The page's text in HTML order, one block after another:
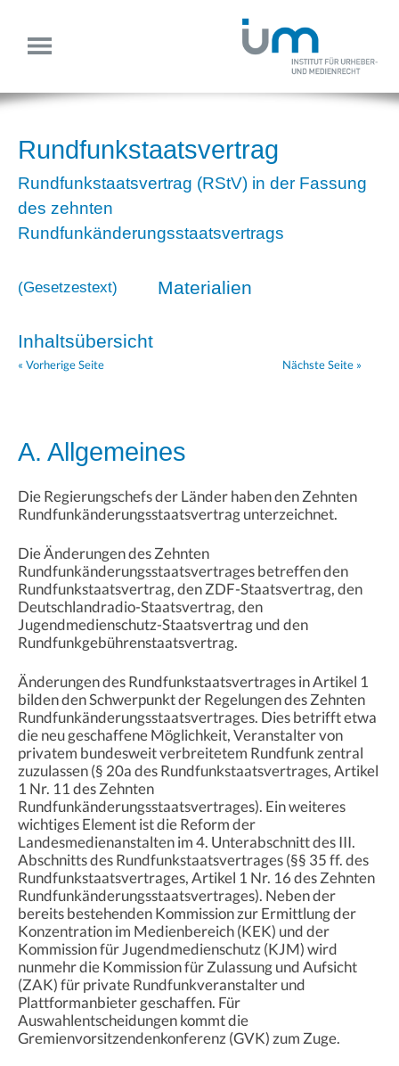
Rundfunkstaatsvertrag
Rundfunkstaatsvertrag (RStV) in der Fassung
des zehnten
Rundfunkänderungsstaatsvertrags
Materialien
(Gesetzestext)
Inhaltsübersicht
« Vorherige Seite Nächste Seite »
A. Allgemeines
Die Regierungschefs der Länder haben den Zehnten
Rundfunkänderungsstaatsvertrag unterzeichnet.
Die Änderungen des Zehnten
Rundfunkänderungsstaatsvertrages betreffen den
Rundfunkstaatsvertrag, den ZDF-Staatsvertrag, den
Deutschlandradio-Staatsvertrag, den
Jugendmedienschutz-Staatsvertrag und den
Rundfunkgebührenstaatsvertrag.
Änderungen des Rundfunkstaatsvertrages in Artikel 1
bilden den Schwerpunkt der Regelungen des Zehnten
Rundfunkänderungsstaatsvertrages. Dies betrifft etwa
die neu geschaffene Möglichkeit, Veranstalter von
privatem bundesweit verbreitetem Rundfunk zentral
zuzulassen (§ 20a des Rundfunkstaatsvertrages, Artikel
1 Nr. 11 des Zehnten
Rundfunkänderungsstaatsvertrages). Ein weiteres
wichtiges Element ist die Reform der
Landesmedienanstalten im 4. Unterabschnitt des III.
Abschnitts des Rundfunkstaatsvertrages (§§ 35 ff. des
Rundfunkstaatsvertrages, Artikel 1 Nr. 16 des Zehnten
Rundfunkänderungsstaatsvertrages). Neben der
bereits bestehenden Kommission zur Ermittlung der
Konzentration im Medienbereich (KEK) und der
Kommission für Jugendmedienschutz (KJM) wird
nunmehr die Kommission für Zulassung und Aufsicht
(ZAK) für private Rundfunkveranstalter und
Plattformanbieter geschaffen. Für
Auswahlentscheidungen kommt die
Gremienvorsitzendenkonferenz (GVK) zum Zuge.